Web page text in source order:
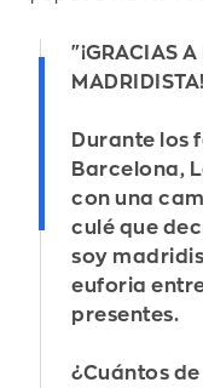
"¡GRACIAS
Durante los
Barcelona,
con una
culé que
soy
euforia
presentes.
¿Cuántos